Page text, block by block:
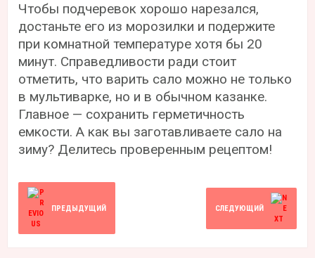
Чтобы подчеревок хорошо нарезался,
достаньте его из морозилки и подержите
при комнатной температуре хотя бы 20
минут. Справедливости ради стоит
отметить, что варить сало можно не только
в мультиварке, но и в обычном казанке.
Главное — сохранить герметичность
емкости. А как вы заготавливаете сало на
зиму? Делитесь проверенным рецептом!
ПРЕДЫДУЩИЙ СЛЕДУЮЩИЙ